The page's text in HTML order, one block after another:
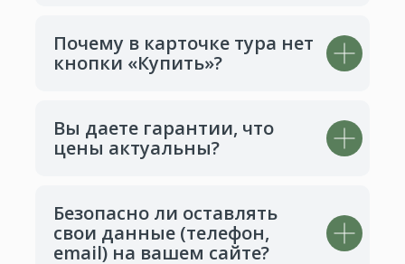
Почему в карточке тура нет
кнопки «Купить»?
Вы даете гарантии, что
цены актуальны?
Безопасно ли оставлять
свои данные (телефон,
email) на вашем сайте?
Готов к приключениям?
Начни свой поиск прямо сейчас!